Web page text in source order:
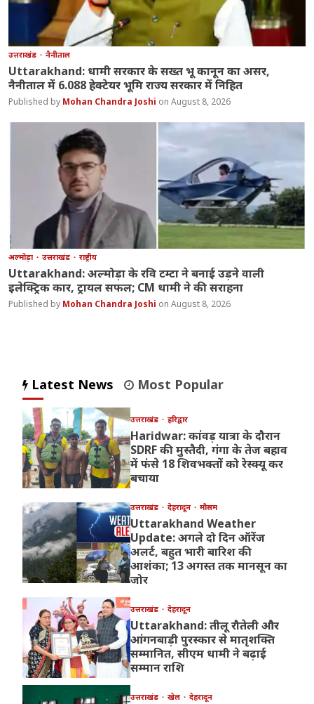
उत्तराखंड नैनीताल
Uttarakhand: धामी सरकार के सख्त भू कानून का असर,
नैनीताल में 6.088 हेक्टेयर भूमि राज्य सरकार में निहित
Mohan Chandra Joshi August 8, 2026
अल्मोड़ा उत्तराखंड राष्ट्रीय
Uttarakhand: अल्मोड़ा के रवि टम्टा ने बनाई उड़ने वाली
इलेक्ट्रिक कार, ट्रायल सफल; CM धामी ने की सराहना
Mohan Chandra Joshi August 8, 2026
Latest News Most Popular
उत्तराखंड हरिद्वार
Haridwar: कांवड़ यात्रा के दौरान
SDRF की मुस्तैदी, गंगा के तेज बहाव
में फंसे 18 शिवभक्तों को रेस्क्यू कर
बचाया
उत्तराखंड देहरादून मौसम
Uttarakhand Weather
Update: अगले दो दिन ऑरेंज
अलर्ट, बहुत भारी बारिश की
आशंका; 13 अगस्त तक मानसून का
जोर
उत्तराखंड देहरादून
Uttarakhand: तीलू रौतेली और
आंगनबाड़ी पुरस्कार से मातृशक्ति
सम्मानित, सीएम धामी ने बढ़ाई
सम्मान राशि
उत्तराखंड खेल देहरादून